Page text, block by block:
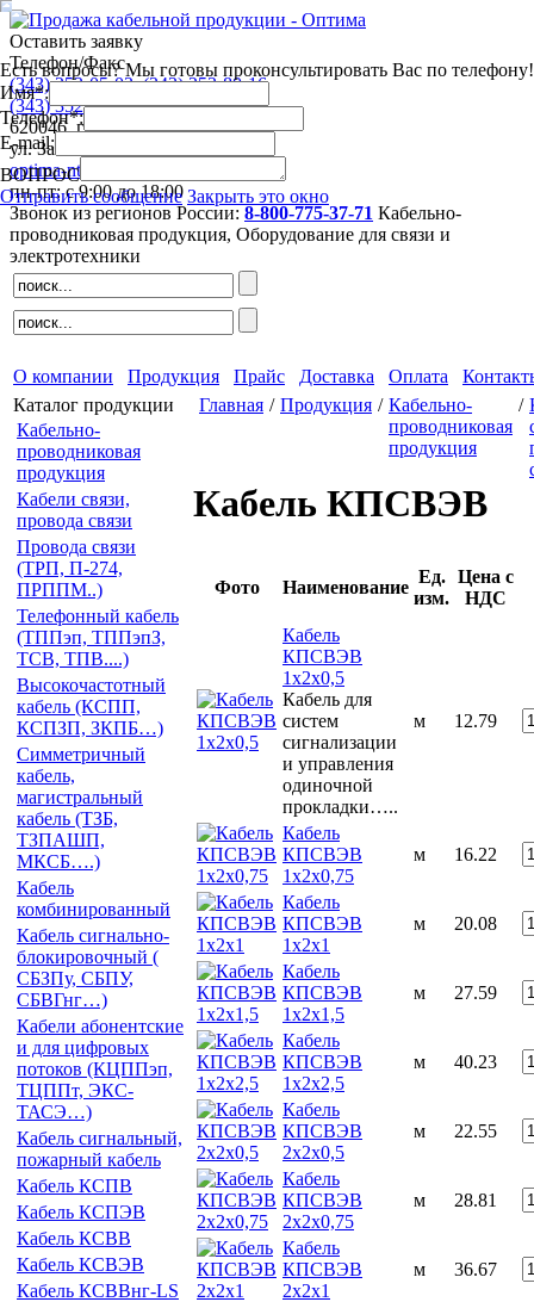
Оставить заявку
Телефон/Факс
(343)253-05-03,(343)253-80-16
(343)352-44-63,(343)352-41-53
620046,г. Екатеринбург
ул. Завокзальная 5, оф. 709
optima-nt@mail.ru
пн-пт: с 9:00 до 18:00
Звонок из регионов России: 8-800-775-37-71 Кабельно-
проводниковая продукция, Оборудование для связи и
электротехники
О компании Продукция Прайс Доставка Оплата
Каталог продукции
Кабельно-
проводниковая
продукция
Кабели связи,
провода связи
Провода связи
(ТРП, П-274,
ПРППМ..)
Телефонный кабель
(ТППэп, ТППэпЗ,
ТСВ, ТПВ....)
Высокочастотный
кабель (КСПП,
КСПЗП, ЗКПБ…)
Симметричный
кабель,
магистральный
кабель (ТЗБ,
ТЗПАШП,
МКСБ….)
Кабель
комбинированный
Кабель сигнально-
блокировочный (
СБЗПу, СБПУ,
СБВГнг…)
Кабели абонентские
и для цифровых
потоков (КЦППэп,
ТЦППт, ЭКС-
ТАСЭ…)
Кабель сигнальный,
пожарный кабель
Кабель КСПВ
Кабель КСПЭВ
Кабель КСВВ
Кабель КСВЭВ
Кабель КСВВнг-LS
Главная / Продукция / Кабельно-
проводниковая
продукция
/
Кабель КПСВЭВ
Фото Наименование
Ед.
изм.
Цена с
НДС
Кабель
КПСВЭВ
1х2х0,5
Кабель для
систем
сигнализации
и управления
одиночной
прокладки…..
м 12.79
Кабель
КПСВЭВ
1х2х0,75
м 16.22
Кабель
КПСВЭВ
1х2х1
м 20.08
Кабель
КПСВЭВ
1х2х1,5
м 27.59
Кабель
КПСВЭВ
1х2х2,5
м 40.23
Кабель
КПСВЭВ
2х2х0,5
м 22.55
Кабель
КПСВЭВ
2х2х0,75
м 28.81
Кабель
КПСВЭВ
2х2х1
м 36.67
Есть вопросы? Мы готовы проконсультировать Вас по телефону!
Имя*:
Телефон*:
E-mail:
ВОПРОС
Отправить сообщение Закрыть это окно